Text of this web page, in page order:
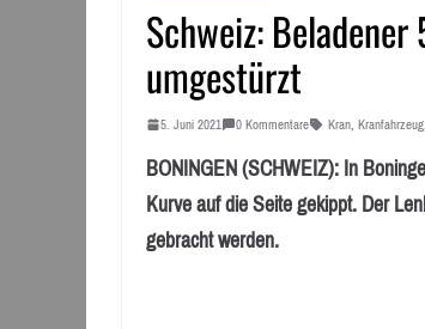
Schweiz:
umgestürzt
5. Juni 2021 0 Kommentare Kran, Kranfahrzeug,
BONINGEN (SCHWEIZ): In
Kurve auf die Seite gekippt. Der
gebracht werden.